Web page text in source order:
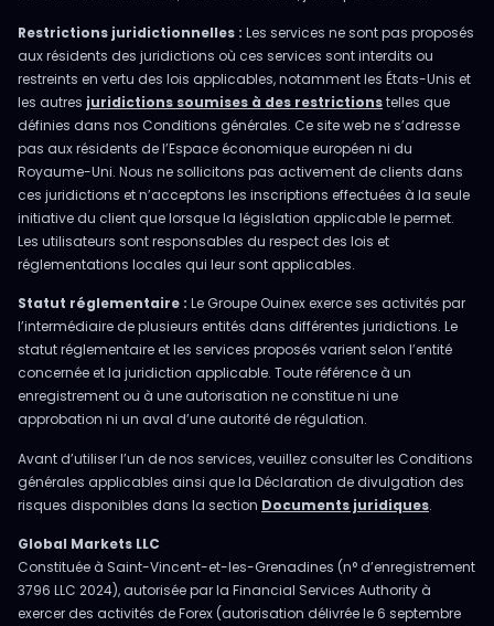
Restrictions juridictionnelles : Les services ne sont pas proposés
aux résidents des juridictions où ces services sont interdits ou
restreints en vertu des lois applicables, notamment les États-Unis et
les autres juridictions soumises à des restrictionstelles que
définies dans nos Conditions générales. Ce site web ne s’adresse
pas aux résidents de l’Espace économique européen ni du
Royaume-Uni. Nous ne sollicitons pas activement de clients dans
ces juridictions et n’acceptons les inscriptions effectuées à la seule
initiative du client que lorsque la législation applicable le permet.
Les utilisateurs sont responsables du respect des lois et
réglementations locales qui leur sont applicables.
Statut réglementaire : Le Groupe Ouinex exerce ses activités par
l’intermédiaire de plusieurs entités dans différentes juridictions. Le
statut réglementaire et les services proposés varient selon l’entité
concernée et la juridiction applicable. Toute référence à un
enregistrement ou à une autorisation ne constitue ni une
approbation ni un aval d’une autorité de régulation.
Avant d’utiliser l’un de nos services, veuillez consulter les Conditions
générales applicables ainsi que la Déclaration de divulgation des
risques disponibles dans la section Documents juridiques.
Global Markets LLC
Constituée à Saint-Vincent-et-les-Grenadines (n° d’enregistrement
3796 LLC 2024), autorisée par la Financial Services Authority à
exercer des activités de Forex (autorisation délivrée le 6 septembre